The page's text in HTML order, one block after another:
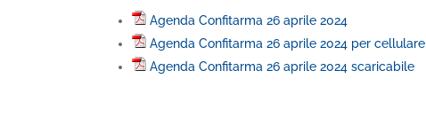
Agenda Confitarma 26 aprile 2024
Agenda Confitarma 26 aprile 2024 per cellulare
Agenda Confitarma 26 aprile 2024 scaricabile